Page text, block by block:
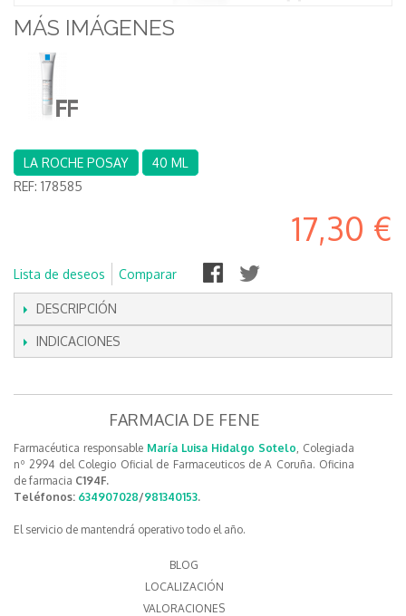
MÁS IMÁGENES
LA ROCHE POSAY
40 ML
REF: 178585
17,30 €
Lista de deseos Comparar
DESCRIPCIÓN
INDICACIONES
FARMACIA DE FENE
Farmacéutica responsable María Luisa Hidalgo Sotelo, Colegiada
nº 2994 del Colegio Oficial de Farmaceuticos de A Coruña. Oficina
de farmacia C194F.
Teléfonos: 634907028/981340153.
El servicio de mantendrá operativo todo el año.
BLOG
LOCALIZACIÓN
VALORACIONES